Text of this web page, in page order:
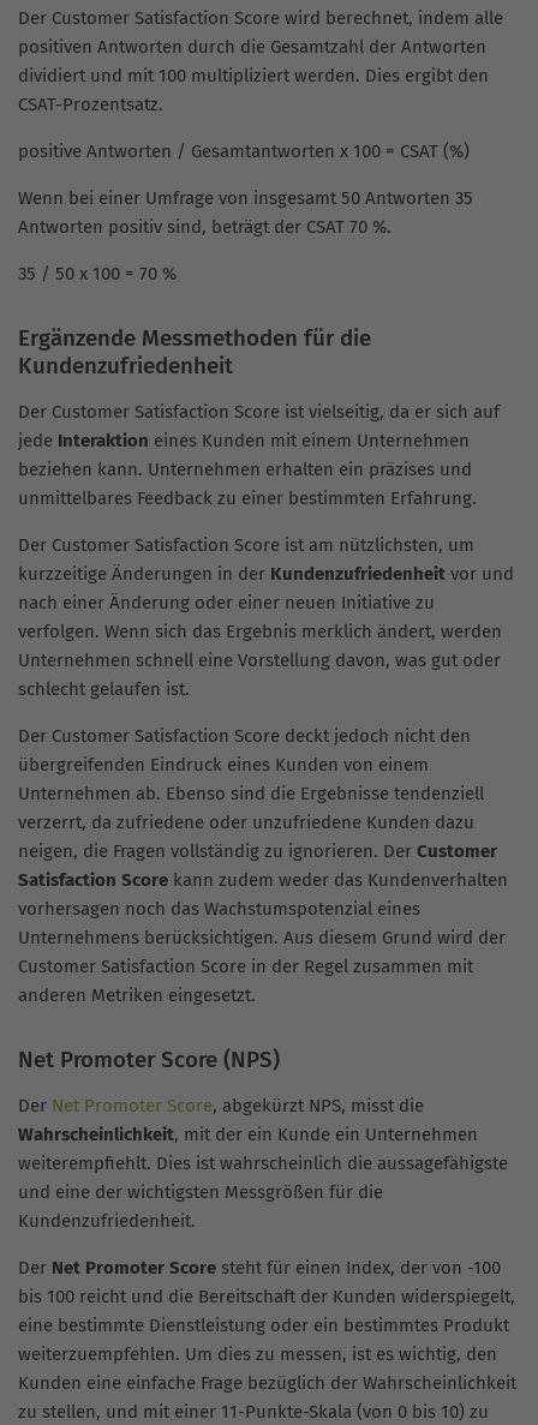
Der Customer Satisfaction Score wird berechnet, indem alle
positiven Antworten durch die Gesamtzahl der Antworten
dividiert und mit 100 multipliziert werden. Dies ergibt den
CSAT-Prozentsatz.
positive Antworten / Gesamtantworten x 100 = CSAT (%)
Wenn bei einer Umfrage von insgesamt 50 Antworten 35
Antworten positiv sind, beträgt der CSAT 70 %.
35 / 50 x 100 = 70 %
Ergänzende Messmethoden für die
Kundenzufriedenheit
Der Customer Satisfaction Score ist vielseitig, da er sich auf
jede Interaktion eines Kunden mit einem Unternehmen
beziehen kann. Unternehmen erhalten ein präzises und
unmittelbares Feedback zu einer bestimmten Erfahrung.
Der Customer Satisfaction Score ist am nützlichsten, um
kurzzeitige Änderungen in der Kundenzufriedenheit vor und
nach einer Änderung oder einer neuen Initiative zu
verfolgen. Wenn sich das Ergebnis merklich ändert, werden
Unternehmen schnell eine Vorstellung davon, was gut oder
schlecht gelaufen ist.
Der Customer Satisfaction Score deckt jedoch nicht den
übergreifenden Eindruck eines Kunden von einem
Unternehmen ab. Ebenso sind die Ergebnisse tendenziell
verzerrt, da zufriedene oder unzufriedene Kunden dazu
neigen, die Fragen vollständig zu ignorieren. Der Customer
Satisfaction Score kann zudem weder das Kundenverhalten
vorhersagen noch das Wachstumspotenzial eines
Unternehmens berücksichtigen. Aus diesem Grund wird der
Customer Satisfaction Score in der Regel zusammen mit
anderen Metriken eingesetzt.
Net Promoter Score (NPS)
Der Net Promoter Score, abgekürzt NPS, misst die
Wahrscheinlichkeit, mit der ein Kunde ein Unternehmen
weiterempfiehlt. Dies ist wahrscheinlich die aussagefähigste
und eine der wichtigsten Messgrößen für die
Kundenzufriedenheit.
Der Net Promoter Score steht für einen Index, der von -100
bis 100 reicht und die Bereitschaft der Kunden widerspiegelt,
eine bestimmte Dienstleistung oder ein bestimmtes Produkt
weiterzuempfehlen. Um dies zu messen, ist es wichtig, den
Kunden eine einfache Frage bezüglich der Wahrscheinlichkeit
zu stellen, und mit einer 11-Punkte-Skala (von 0 bis 10) zu